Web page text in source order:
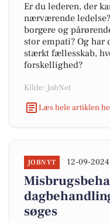
Er du lederen, der
nærværende
borgere og
stor empati? Og
stærkt fællesskab,
forskellighed?
Kilde: JobNet
Læs hele artiklen
JOBNYT 12-09-
søges